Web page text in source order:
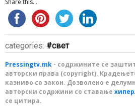
Share this...
categories: свет
Pressingtv.mk - содржините се
авторски права (copyright).
казниво со закон. Дозволено е
авторски содржини со ставање
се цитира.